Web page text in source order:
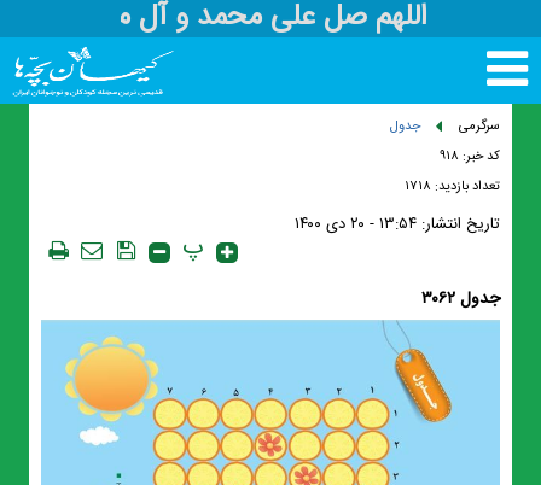
اللهم صل علی محمد و آل محمد و
تغییر
وضعیت
منوی
سرویس
سرگرمی
جدول
کد خبر: ۹۱۸
تعداد بازدید: ۱۷۱۸
تاریخ انتشار: ۱۳:۵۴ - ۲۰ دی ۱۴۰۰
پ
جدول ۳۰۶۲